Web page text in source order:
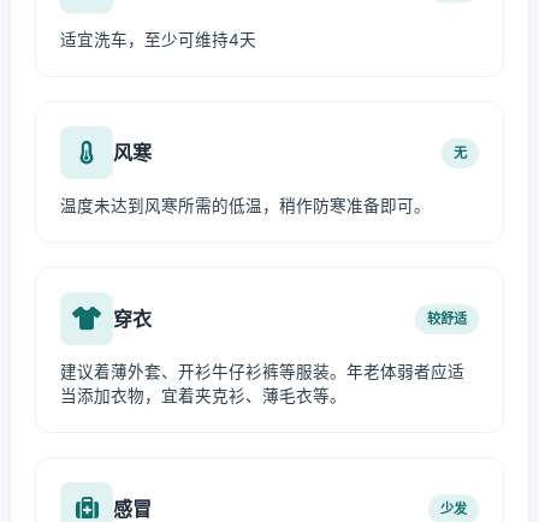
适宜洗车，至少可维持4天
风寒 无
温度未达到风寒所需的低温，稍作防寒准备即可。
穿衣 较舒适
建议着薄外套、开衫牛仔衫裤等服装。年老体弱者应适
当添加衣物，宜着夹克衫、薄毛衣等。
感冒 少发